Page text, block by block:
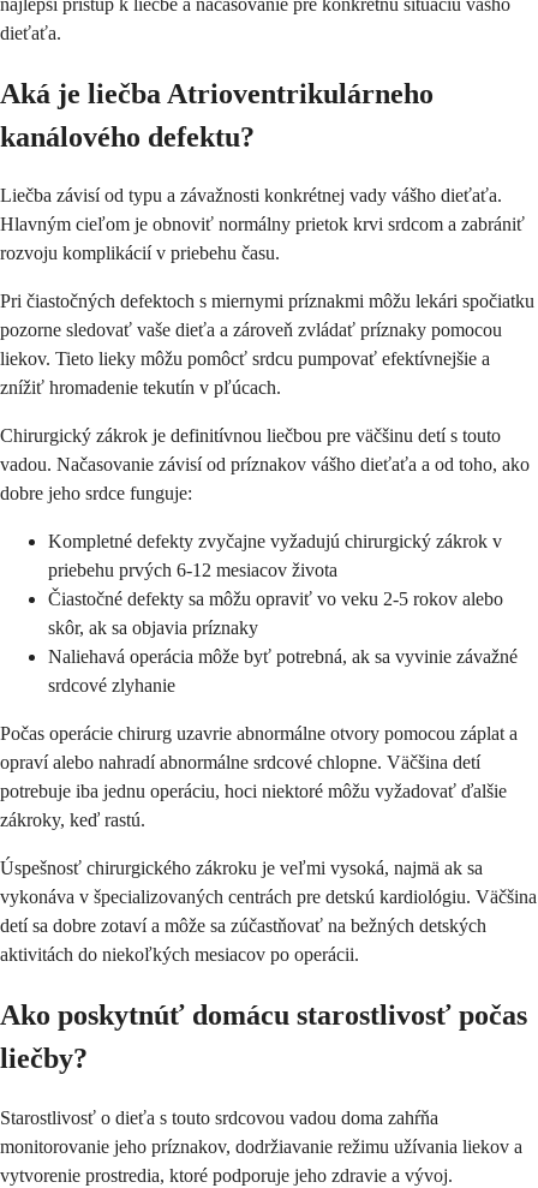
dieťaťa.
Aká je liečba Atrioventrikulárneho
kanálového defektu?
Liečba závisí od typu a závažnosti konkrétnej vady vášho dieťaťa.
Hlavným cieľom je obnoviť normálny prietok krvi srdcom a zabrániť
rozvoju komplikácií v priebehu času.
Pri čiastočných defektoch s miernymi príznakmi môžu lekári spočiatku
pozorne sledovať vaše dieťa a zároveň zvládať príznaky pomocou
liekov. Tieto lieky môžu pomôcť srdcu pumpovať efektívnejšie a
znížiť hromadenie tekutín v pľúcach.
Chirurgický zákrok je definitívnou liečbou pre väčšinu detí s touto
vadou. Načasovanie závisí od príznakov vášho dieťaťa a od toho, ako
dobre jeho srdce funguje:
Kompletné defekty zvyčajne vyžadujú chirurgický zákrok v
priebehu prvých 6-12 mesiacov života
Čiastočné defekty sa môžu opraviť vo veku 2-5 rokov alebo
skôr, ak sa objavia príznaky
Naliehavá operácia môže byť potrebná, ak sa vyvinie závažné
srdcové zlyhanie
Počas operácie chirurg uzavrie abnormálne otvory pomocou záplat a
opraví alebo nahradí abnormálne srdcové chlopne. Väčšina detí
potrebuje iba jednu operáciu, hoci niektoré môžu vyžadovať ďalšie
zákroky, keď rastú.
Úspešnosť chirurgického zákroku je veľmi vysoká, najmä ak sa
vykonáva v špecializovaných centrách pre detskú kardiológiu. Väčšina
detí sa dobre zotaví a môže sa zúčastňovať na bežných detských
aktivitách do niekoľkých mesiacov po operácii.
Ako poskytnúť domácu starostlivosť počas
liečby?
Starostlivosť o dieťa s touto srdcovou vadou doma zahŕňa
monitorovanie jeho príznakov, dodržiavanie režimu užívania liekov a
vytvorenie prostredia, ktoré podporuje jeho zdravie a vývoj.